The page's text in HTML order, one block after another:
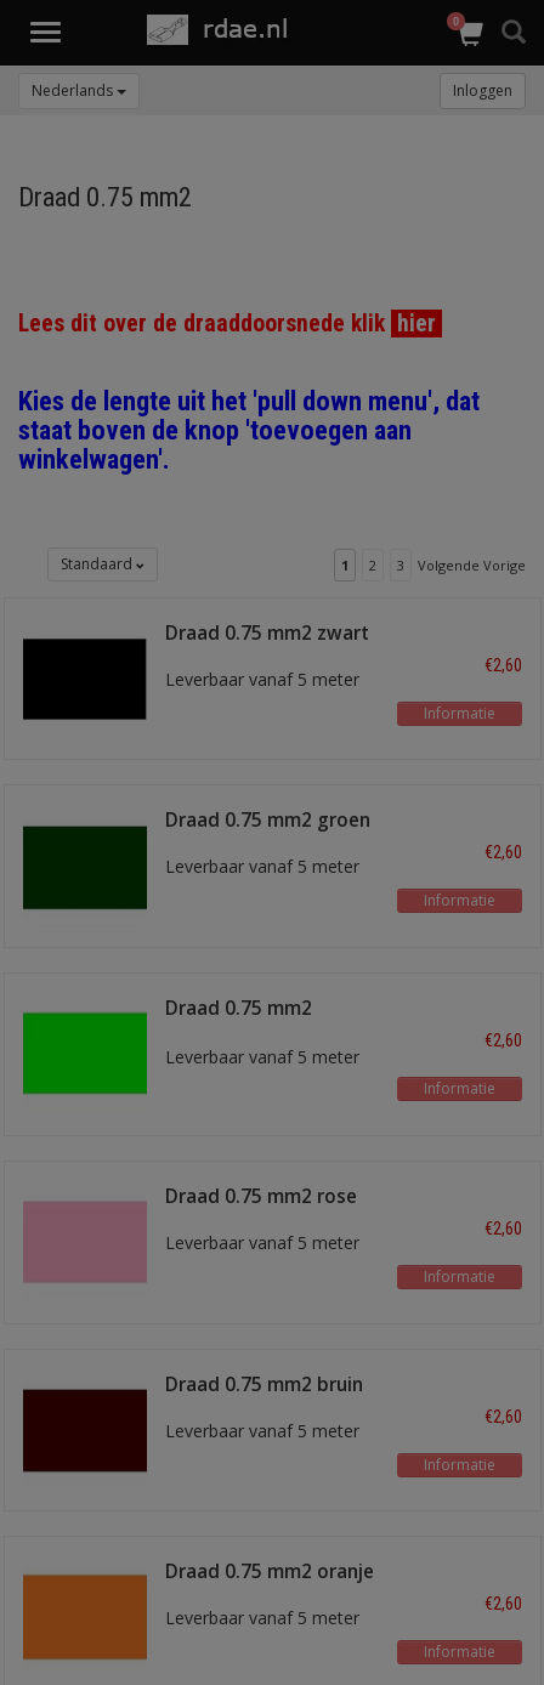
Toggle
0
Nederlands Inloggen
Draad 0.75 mm2
Lees dit over de draaddoorsnede klik hier
Kies de lengte uit het 'pull down menu', dat
staat boven de knop 'toevoegen aan
winkelwagen'.
Standaard 1 2 3 Volgende Vorige
Draad 0.75 mm2 zwart
Leverbaar vanaf 5 meter
€2,60
Informatie
Draad 0.75 mm2 groen
Leverbaar vanaf 5 meter
€2,60
Informatie
Draad 0.75 mm2
Leverbaar vanaf 5 meter
€2,60
Informatie
Draad 0.75 mm2 rose
Leverbaar vanaf 5 meter
€2,60
Informatie
Draad 0.75 mm2 bruin
Leverbaar vanaf 5 meter
€2,60
Informatie
Draad 0.75 mm2 oranje
Leverbaar vanaf 5 meter
€2,60
Informatie